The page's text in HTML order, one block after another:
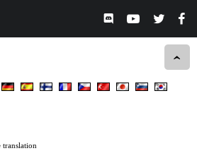
translation